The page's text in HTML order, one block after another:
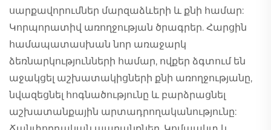
սարքավորումներ մարզաձևերի և քնի համար:
Կորպորատիվ առողջության ծրագրեր. Հարցին
համապատասխան նոր առաջարկ
ձեռնարկությունների համար, ովքեր ձգտում են
աջակցել աշխատակիցների քնի առողջությանը,
նվազեցնել հոգնածությունը և բարձրացնել
աշխատանքային արտադրողականությունը: